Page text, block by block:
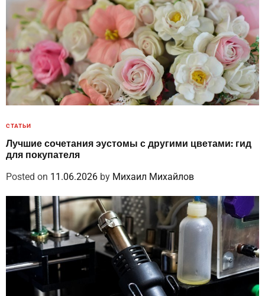
СТАТЬИ
Лучшие сочетания эустомы с другими цветами: гид
для покупателя
Posted on 11.06.2026 by Михаил Михайлов